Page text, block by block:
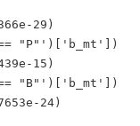
29)
"P"')['b_mt'])
15)
"B"')['b_mt'])